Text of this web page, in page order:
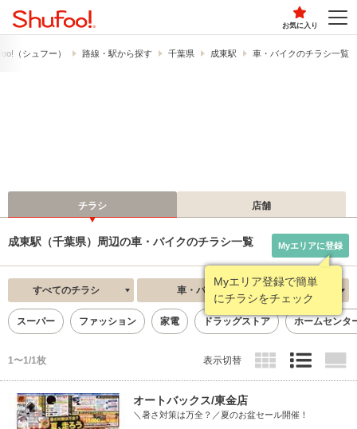
お気に入り
（シュフー） 路線・駅から探す 千葉県 成東駅 車・バイクのチラシ一覧
チラシ 店舗
成東駅（千葉県）周辺の車・バイクのチラシ一覧
Myエリア登録で簡単
にチラシをチェック
Myエリアに登録
すべてのチラシ 車・バイク 新着順
スーパー ファッション 家電 ドラッグストア ホームセンタ
1〜1/1枚 表示切替
オートバックス/東金店
＼暑さ対策は万全？／夏のお盆セール開催！